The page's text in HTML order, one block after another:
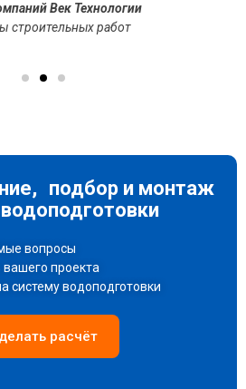
Век Технологии
строительных работ
подбор и монтаж
вопросы
вашего проекта
систему водоподготовки
расчёт